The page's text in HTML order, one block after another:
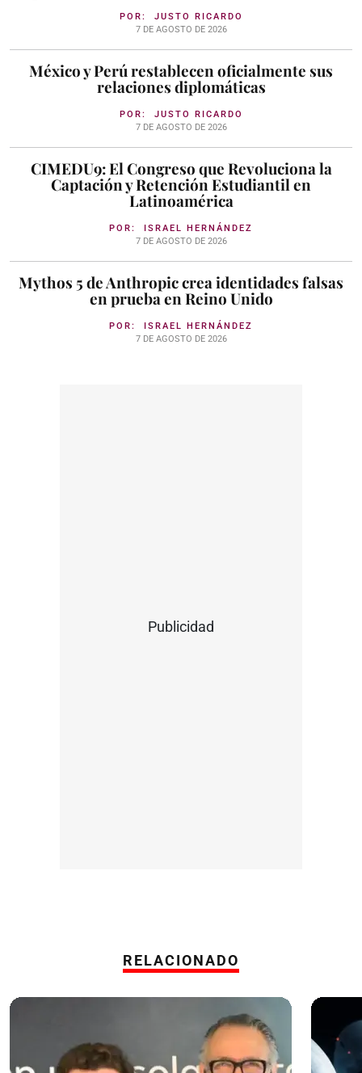
POR: JUSTO RICARDO
7 DE AGOSTO DE 2026
México y Perú restablecen oficialmente sus
relaciones diplomáticas
POR: JUSTO RICARDO
7 DE AGOSTO DE 2026
CIMEDU9: El Congreso que Revoluciona la
Captación y Retención Estudiantil en
Latinoamérica
POR: ISRAEL HERNÁNDEZ
7 DE AGOSTO DE 2026
Mythos 5 de Anthropic crea identidades falsas
en prueba en Reino Unido
POR: ISRAEL HERNÁNDEZ
7 DE AGOSTO DE 2026
Publicidad
RELACIONADO